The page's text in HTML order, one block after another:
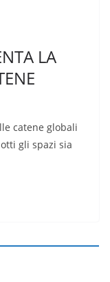
LA
catene globali
gli spazi sia